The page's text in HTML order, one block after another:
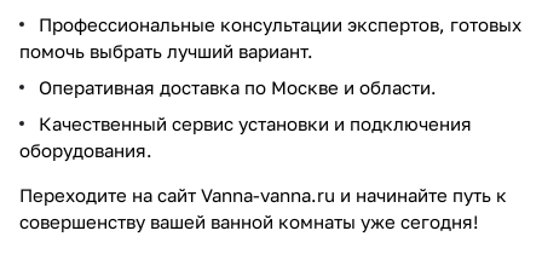
Профессиональные консультации экспертов, готовых
помочь выбрать лучший вариант.
Оперативная доставка по Москве и области.
Качественный сервис установки и подключения
оборудования.
Переходите на сайт Vanna-vanna.ru и начинайте путь к
совершенству вашей ванной комнаты уже сегодня!